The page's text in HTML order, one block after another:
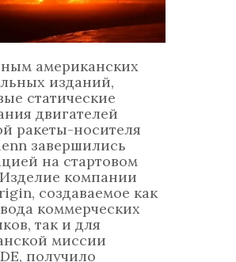
американских
изданий,
статические
двигателей
ракеты-носителя
завершились
на стартовом
компании
создаваемое как
коммерческих
так и для
миссии
получило